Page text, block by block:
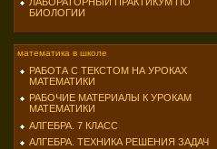
БИОЛОГИИ
математика в школе
РАБОТА С ТЕКСТОМ НА УРОКАХ
МАТЕМАТИКИ
РАБОЧИЕ МАТЕРИАЛЫ К УРОКАМ
МАТЕМАТИКИ
АЛГЕБРА. 7 КЛАСС
АЛГЕБРА. ТЕХНИКА РЕШЕНИЯ ЗАДАЧ